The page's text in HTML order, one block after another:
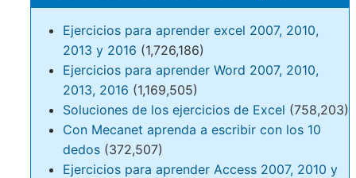
Ejercicios para aprender excel 2007, 2010,
2013 y 2016 (1,726,186)
Ejercicios para aprender Word 2007, 2010,
2013, 2016 (1,169,505)
Soluciones de los ejercicios de Excel (758,203)
Con Mecanet aprenda a escribir con los 10
dedos (372,507)
Ejercicios para aprender Access 2007, 2010 y